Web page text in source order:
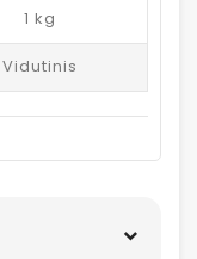
1 kg
Vidutinis